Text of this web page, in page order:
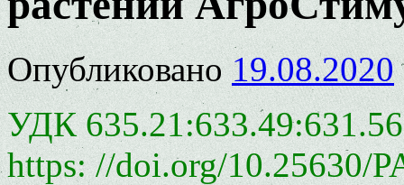
Опубликовано 19.08.2020
УДК
https: //doi.org/10.25630/